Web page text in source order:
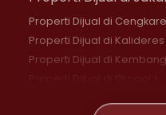
Properti Dijual di
Properti Dijual di Kalideres
Properti Dijual di